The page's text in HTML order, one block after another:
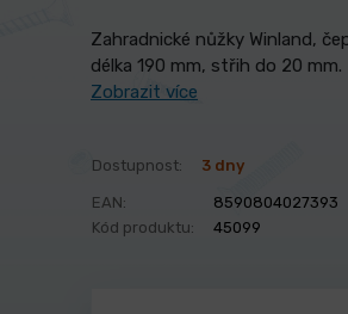
Zahradnické nůžky Winland,
délka 190 mm, střih do 20 mm.
Zobrazit více
Dostupnost: 3 dny
EAN:
8590804027393
Kód produktu:
45099